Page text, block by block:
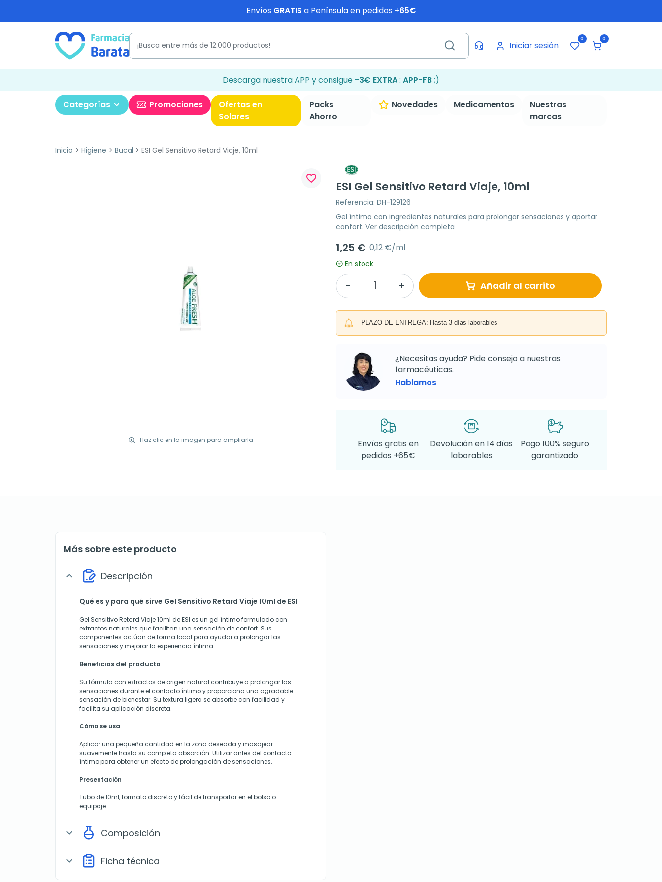
Envíos GRATIS a Península en pedidos +65€
Iniciar sesión
0 0
Descarga nuestra APP y consigue -3€ EXTRA: APP-FB;)
Categorías Promociones
Ofertas en
Solares
Packs
Ahorro
Novedades Medicamentos
Nuestras
marcas
Inicio Higiene Bucal ESI Gel Sensitivo Retard Viaje, 10ml
Haz clic en la imagen para ampliarla
favorite_border
ESI Gel Sensitivo Retard Viaje, 10ml
Referencia: DH-129126
Gel íntimo con ingredientes naturales para prolongar sensaciones y aportar
confort. Ver descripción completa
1,25 € 0,12 €/ml
En stock
Añadir al carrito
PLAZO DE ENTREGA: Hasta 3 días laborables
¿Necesitas ayuda? Pide consejo a nuestras
farmacéuticas.
Hablamos
Envíos gratis en
pedidos +65€
Devolución en 14 días
laborables
Pago 100% seguro
garantizado
Más sobre este producto
expand_more Descripción
Qué es y para qué sirve Gel Sensitivo Retard Viaje 10ml de ESI
Gel Sensitivo Retard Viaje 10ml de ESI es un gel íntimo formulado con
extractos naturales que facilitan una sensación de confort. Sus
componentes actúan de forma local para ayudar a prolongar las
sensaciones y mejorar la experiencia íntima.
Beneficios del producto
Su fórmula con extractos de origen natural contribuye a prolongar las
sensaciones durante el contacto íntimo y proporciona una agradable
sensación de bienestar. Su textura ligera se absorbe con facilidad y
facilita su aplicación discreta.
Cómo se usa
Aplicar una pequeña cantidad en la zona deseada y masajear
suavemente hasta su completa absorción. Utilizar antes del contacto
íntimo para obtener un efecto de prolongación de sensaciones.
Presentación
Tubo de 10ml, formato discreto y fácil de transportar en el bolso o
equipaje.
expand_more Composición
expand_more Ficha técnica